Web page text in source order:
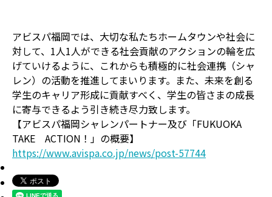
アビスパ福岡では、大切な私たちホームタウンや社会に
対して、1人1人ができる社会貢献のアクションの輪を広
げていけるように、これからも積極的に社会連携（シャ
レン）の活動を推進してまいります。また、未来を創る
学生のキャリア形成に貢献すべく、学生の皆さまの成長
に寄与できるよう引き続き尽力致します。
【アビスパ福岡シャレンパートナー及び「FUKUOKA
TAKE ACTION！」の概要】
https://www.avispa.co.jp/news/post-57744